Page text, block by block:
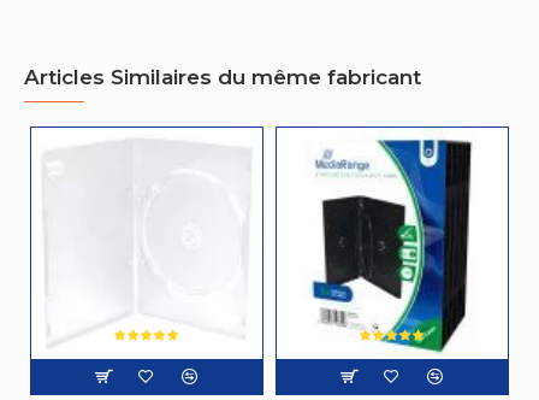
Articles Similaires du même fabricant